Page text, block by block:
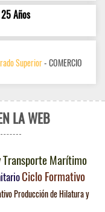
Años
Superior- COMERCIO
LA WEB
Transporte Marítimo
Ciclo Formativo
Producción de Hilatura y